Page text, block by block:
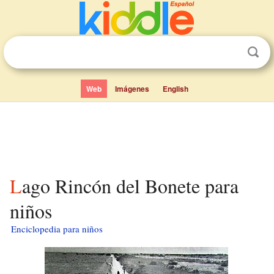
Web Imágenes English
Lago Rincón del Bonete para
niños
Enciclopedia para niños